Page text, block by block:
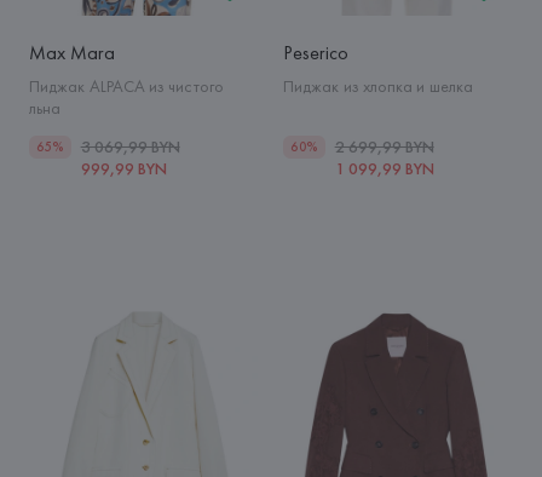
Max Mara
Пиджак ALPACA из чистого
льна
65%
3 069,99 BYN
999,99 BYN
Peserico
Пиджак из хлопка и шелка
60%
2 699,99 BYN
1 099,99 BYN